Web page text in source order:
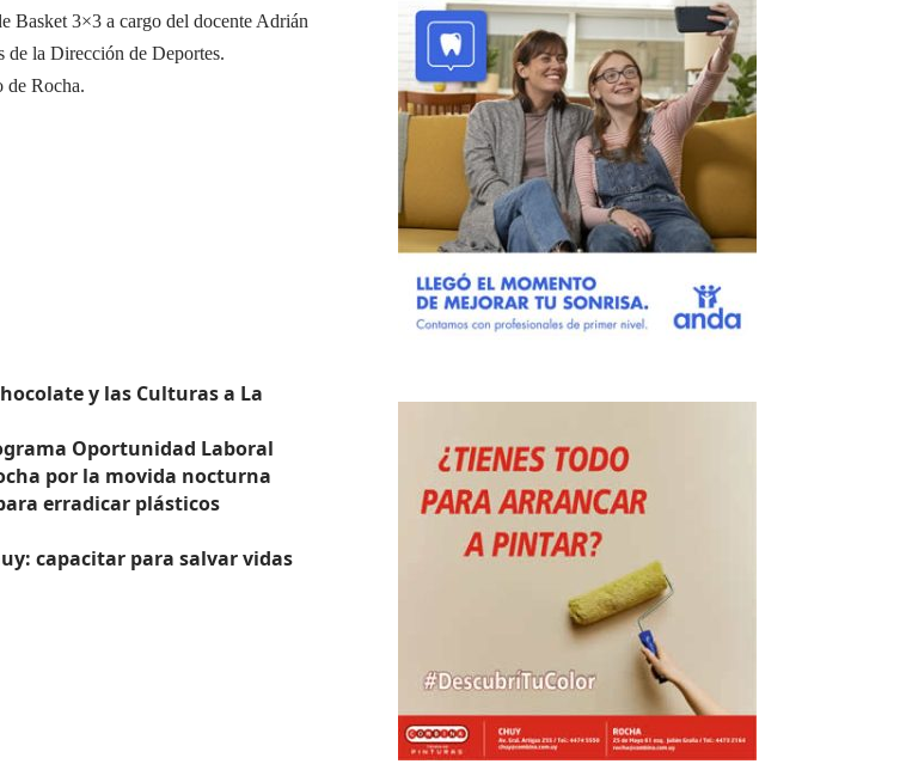
Basket 3×3 a cargo del docente Adrián
de la Dirección de Deportes.
de Rocha.
y las Culturas a La
Oportunidad Laboral
por la movida nocturna
erradicar plásticos
capacitar para salvar vidas